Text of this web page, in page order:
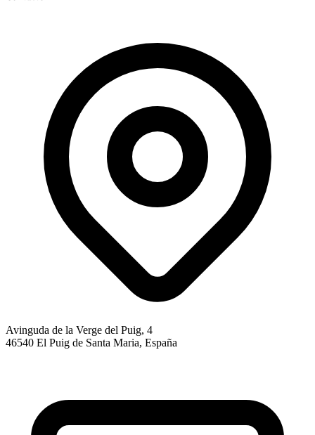
Avinguda de la Verge del Puig, 4
46540 El Puig de Santa Maria, España